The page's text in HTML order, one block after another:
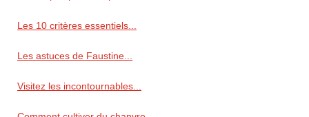
Les 10 critères essentiels...
Les astuces de Faustine...
Visitez les incontournables...